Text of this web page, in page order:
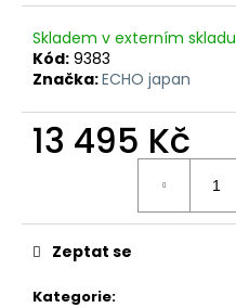
Skladem v externím skladu
Kód: 9383
Značka:ECHO japan
13 495 Kč
Kategorie:
Zeptat se
D
o
p
o
r
u
e
m